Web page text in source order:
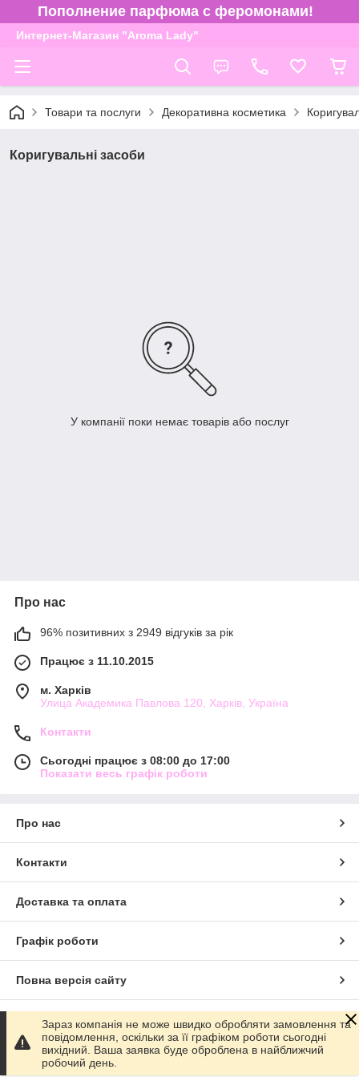
Пополнение парфюма с феромонами!
Интернет-Магазин "Aroma Lady"
Товари та послуги Декоративна косметика
Коригувальні засоби
У компанії поки немає товарів або послуг
Про нас
96% позитивних з 2949 відгуків за рік
Працює з 11.10.2015
м. Харків
Улица Академика Павлова 120, Харків, Україна
Контакти
Сьогодні працює з 08:00 до 17:00
Показати весь графік роботи
Про нас
Контакти
Доставка та оплата
Графік роботи
Повна версія сайту
Сайт створено на маркетплейсіProm.ua
Політика конфіденційності
Зараз компанія не може швидко обробляти замовлення та
повідомлення, оскільки за її графіком роботи сьогодні
вихідний. Ваша заявка буде оброблена в найближчий
робочий день.